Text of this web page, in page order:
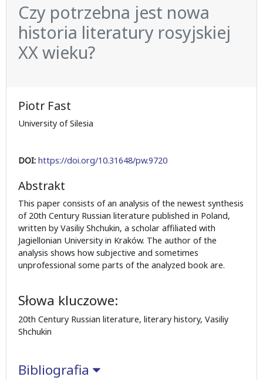
Czy potrzebna jest nowa
historia literatury rosyjskiej
XX wieku?
Piotr Fast
University of Silesia
DOI: https://doi.org/10.31648/pw.9720
Abstrakt
This paper consists of an analysis of the newest synthesis
of 20th Century Russian literature published in Poland,
written by Vasiliy Shchukin, a scholar affiliated with
Jagiellonian University in Kraków. The author of the
analysis shows how subjective and sometimes
unprofessional some parts of the analyzed book are.
Słowa kluczowe:
20th Century Russian literature, literary history, Vasiliy
Shchukin
Bibliografia